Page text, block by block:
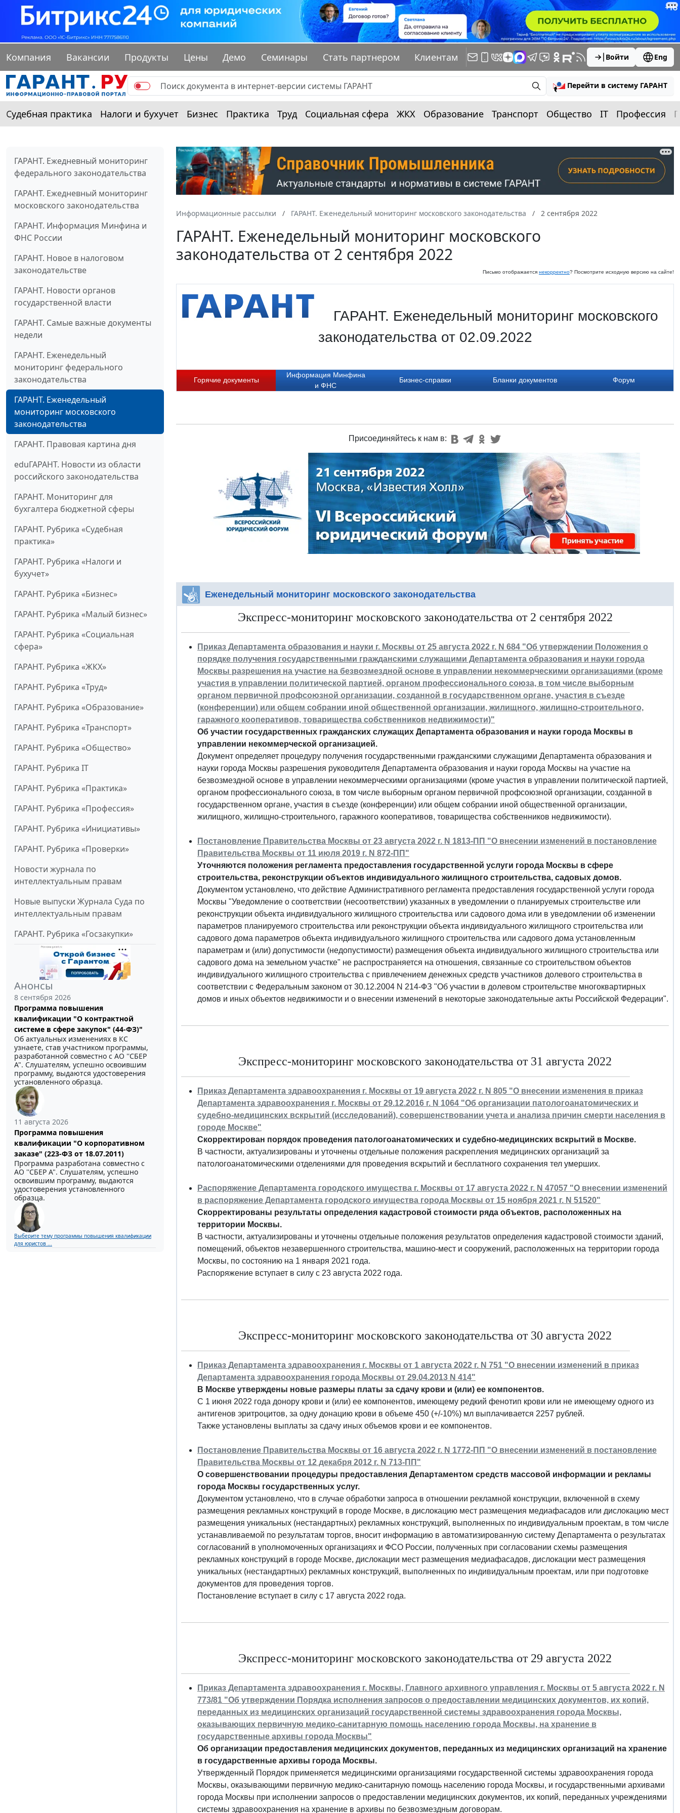
Компания Вакансии Продукты Цены Демо Семинары Стать партнером Клиентам Войти Eng
Перейти в систему ГАРАНТ
Судебная практика Налоги и бухучет Бизнес Практика Труд Социальная сфера ЖКХ Образование Транспорт Общество IT Профессия
ГАРАНТ. Ежедневный мониторинг
федерального законодательства
ГАРАНТ. Ежедневный мониторинг
московского законодательства
ГАРАНТ. Информация Минфина и
ФНС России
ГАРАНТ. Новое в налоговом
законодательстве
ГАРАНТ. Новости органов
государственной власти
ГАРАНТ. Самые важные документы
недели
ГАРАНТ. Еженедельный
мониторинг федерального
законодательства
ГАРАНТ. Еженедельный
мониторинг московского
законодательства
ГАРАНТ. Правовая картина дня
eduГАРАНТ. Новости из области
российского законодательства
ГАРАНТ. Мониторинг для
бухгалтера бюджетной сферы
ГАРАНТ. Рубрика «Судебная
практика»
ГАРАНТ. Рубрика «Налоги и
бухучет»
ГАРАНТ. Рубрика «Бизнес»
ГАРАНТ. Рубрика «Малый бизнес»
ГАРАНТ. Рубрика «Социальная
сфера»
ГАРАНТ. Рубрика «ЖКХ»
ГАРАНТ. Рубрика «Труд»
ГАРАНТ. Рубрика «Образование»
ГАРАНТ. Рубрика «Транспорт»
ГАРАНТ. Рубрика «Общество»
ГАРАНТ. Рубрика IT
ГАРАНТ. Рубрика «Практика»
ГАРАНТ. Рубрика «Профессия»
ГАРАНТ. Рубрика «Инициативы»
ГАРАНТ. Рубрика «Проверки»
Новости журнала по
интеллектуальным правам
Новые выпуски Журнала Суда по
интеллектуальным правам
ГАРАНТ. Рубрика «Госзакупки»
Анонсы
8 сентября 2026
Программа повышения
квалификации "О контрактной
системе в сфере закупок" (44-ФЗ)"
Об актуальных изменениях в КС
узнаете, став участником программы,
разработанной совместно с АО ''СБЕР
А". Слушателям, успешно освоившим
программу, выдаются удостоверения
установленного образца.
11 августа 2026
Программа повышения
квалификации "О корпоративном
заказе" (223-ФЗ от 18.07.2011)
Программа разработана совместно с
АО ''СБЕР А". Слушателям, успешно
освоившим программу, выдаются
удостоверения установленного
образца.
Выберите тему программы повышения квалификации
для юристов ...
Информационные рассылки ГАРАНТ. Еженедельный мониторинг московского законодательства 2 сентября 2022
ГАРАНТ. Еженедельный мониторинг московского
законодательства от 2 сентября 2022
Письмо отображается некорректно? Посмотрите исходную версию на сайте!
ГАРАНТ. Еженедельный мониторинг московского
законодательства от 02.09.2022
Горячие документы
Информация Минфина
и ФНС
Бизнес-справки Бланки документов Форум
Присоединяйтесь к нам в:
Еженедельный мониторинг московского законодательства
Экспресс-мониторинг московского законодательства от 2 сентября 2022
Приказ Департамента образования и науки г. Москвы от 25 августа 2022 г. N 684 "Об утверждении Положения о
порядке получения государственными гражданскими служащими Департамента образования и науки города
Москвы разрешения на участие на безвозмездной основе в управлении некоммерческими организациями (кроме
участия в управлении политической партией, органом профессионального союза, в том числе выборным
органом первичной профсоюзной организации, созданной в государственном органе, участия в съезде
(конференции) или общем собрании иной общественной организации, жилищного, жилищно-строительного,
гаражного кооперативов, товарищества собственников недвижимости)"
Об участии государственных гражданских служащих Департамента образования и науки города Москвы в
управлении некоммерческой организацией.
Документ определяет процедуру получения государственными гражданскими служащими Департамента образования и
науки города Москвы разрешения руководителя Департамента образования и науки города Москвы на участие на
безвозмездной основе в управлении некоммерческими организациями (кроме участия в управлении политической партией,
органом профессионального союза, в том числе выборным органом первичной профсоюзной организации, созданной в
государственном органе, участия в съезде (конференции) или общем собрании иной общественной организации,
жилищного, жилищно-строительного, гаражного кооперативов, товарищества собственников недвижимости).
Постановление Правительства Москвы от 23 августа 2022 г. N 1813-ПП "О внесении изменений в постановление
Правительства Москвы от 11 июля 2019 г. N 872-ПП"
Уточняются положения регламента предоставления государственной услуги города Москвы в сфере
строительства, реконструкции объектов индивидуального жилищного строительства, садовых домов.
Документом установлено, что действие Административного регламента предоставления государственной услуги города
Москвы "Уведомление о соответствии (несоответствии) указанных в уведомлении о планируемых строительстве или
реконструкции объекта индивидуального жилищного строительства или садового дома или в уведомлении об изменении
параметров планируемого строительства или реконструкции объекта индивидуального жилищного строительства или
садового дома параметров объекта индивидуального жилищного строительства или садового дома установленным
параметрам и (или) допустимости (недопустимости) размещения объекта индивидуального жилищного строительства или
садового дома на земельном участке" не распространяется на отношения, связанные со строительством объектов
индивидуального жилищного строительства с привлечением денежных средств участников долевого строительства в
соответствии с Федеральным законом от 30.12.2004 N 214-ФЗ "Об участии в долевом строительстве многоквартирных
домов и иных объектов недвижимости и о внесении изменений в некоторые законодательные акты Российской Федерации".
Экспресс-мониторинг московского законодательства от 31 августа 2022
Приказ Департамента здравоохранения г. Москвы от 19 августа 2022 г. N 805 "О внесении изменения в приказ
Департамента здравоохранения г. Москвы от 29.12.2016 г. N 1064 "Об организации патологоанатомических и
судебно-медицинских вскрытий (исследований), совершенствовании учета и анализа причин смерти населения в
городе Москве"
Скорректирован порядок проведения патологоанатомических и судебно-медицинских вскрытий в Москве.
В частности, актуализированы и уточнены отдельные положения раскрепления медицинских организаций за
патологоанатомическими отделениями для проведения вскрытий и бесплатного сохранения тел умерших.
Распоряжение Департамента городского имущества г. Москвы от 17 августа 2022 г. N 47057 "О внесении изменений
в распоряжение Департамента городского имущества города Москвы от 15 ноября 2021 г. N 51520"
Скорректированы результаты определения кадастровой стоимости ряда объектов, расположенных на
территории Москвы.
В частности, актуализированы и уточнены отдельные положения результатов определения кадастровой стоимости зданий,
помещений, объектов незавершенного строительства, машино-мест и сооружений, расположенных на территории города
Москвы, по состоянию на 1 января 2021 года.
Распоряжение вступает в силу с 23 августа 2022 года.
Экспресс-мониторинг московского законодательства от 30 августа 2022
Приказ Департамента здравоохранения г. Москвы от 1 августа 2022 г. N 751 "О внесении изменений в приказ
Департамента здравоохранения города Москвы от 29.04.2013 N 414"
В Москве утверждены новые размеры платы за сдачу крови и (или) ее компонентов.
С 1 июня 2022 года донору крови и (или) ее компонентов, имеющему редкий фенотип крови или не имеющему одного из
антигенов эритроцитов, за одну донацию крови в объеме 450 (+/-10%) мл выплачивается 2257 рублей.
Также установлены выплаты за сдачу иных объемов крови и ее компонентов.
Постановление Правительства Москвы от 16 августа 2022 г. N 1772-ПП "О внесении изменений в постановление
Правительства Москвы от 12 декабря 2012 г. N 713-ПП"
О совершенствовании процедуры предоставления Департаментом средств массовой информации и рекламы
города Москвы государственных услуг.
Документом установлено, что в случае обработки запроса в отношении рекламной конструкции, включенной в схему
размещения рекламных конструкций в городе Москве, в дислокацию мест размещения медиафасадов или дислокацию мест
размещения уникальных (нестандартных) рекламных конструкций, выполненных по индивидуальным проектам, в том числе
устанавливаемой по результатам торгов, вносит информацию в автоматизированную систему Департамента о результатах
согласований в уполномоченных организациях и ФСО России, полученных при согласовании схемы размещения
рекламных конструкций в городе Москве, дислокации мест размещения медиафасадов, дислокации мест размещения
уникальных (нестандартных) рекламных конструкций, выполненных по индивидуальным проектам, или при подготовке
документов для проведения торгов.
Постановление вступает в силу с 17 августа 2022 года.
Экспресс-мониторинг московского законодательства от 29 августа 2022
Приказ Департамента здравоохранения г. Москвы, Главного архивного управления г. Москвы от 5 августа 2022 г. N
773/81 "Об утверждении Порядка исполнения запросов о предоставлении медицинских документов, их копий,
переданных из медицинских организаций государственной системы здравоохранения города Москвы,
оказывающих первичную медико-санитарную помощь населению города Москвы, на хранение в
государственные архивы города Москвы"
Об организации предоставления медицинских документов, переданных из медицинских организаций на хранение
в государственные архивы города Москвы.
Утвержденный Порядок применяется медицинскими организациями государственной системы здравоохранения города
Москвы, оказывающими первичную медико-санитарную помощь населению города Москвы, и государственными архивами
города Москвы при исполнении запросов о предоставлении медицинских документов, их копий, переданных учреждениями
системы здравоохранения на хранение в архивы по безвозмездным договорам.